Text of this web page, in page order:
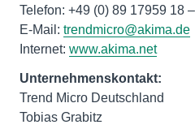
Telefon: +49 (0) 89 17959 18
E-Mail: trendmicro@akima.de
Internet: www.akima.net
Unternehmenskontakt:
Trend Micro Deutschland
Tobias Grabitz